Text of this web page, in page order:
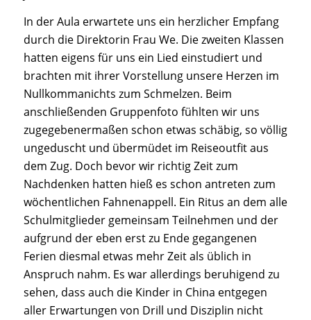
In der Aula erwartete uns ein herzlicher Empfang
durch die Direktorin Frau We. Die zweiten Klassen
hatten eigens für uns ein Lied einstudiert und
brachten mit ihrer Vorstellung unsere Herzen im
Nullkommanichts zum Schmelzen. Beim
anschließenden Gruppenfoto fühlten wir uns
zugegebenermaßen schon etwas schäbig, so völlig
ungeduscht und übermüdet im Reiseoutfit aus
dem Zug. Doch bevor wir richtig Zeit zum
Nachdenken hatten hieß es schon antreten zum
wöchentlichen Fahnenappell. Ein Ritus an dem alle
Schulmitglieder gemeinsam Teilnehmen und der
aufgrund der eben erst zu Ende gegangenen
Ferien diesmal etwas mehr Zeit als üblich in
Anspruch nahm. Es war allerdings beruhigend zu
sehen, dass auch die Kinder in China entgegen
aller Erwartungen von Drill und Disziplin nicht